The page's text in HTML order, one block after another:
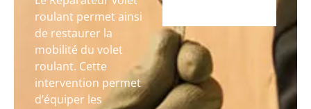
roulant permet ainsi
de restaurer la
mobilité du volet
roulant. Cette
intervention permet
d’équiper les